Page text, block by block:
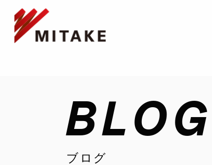
BLOG
ブログ